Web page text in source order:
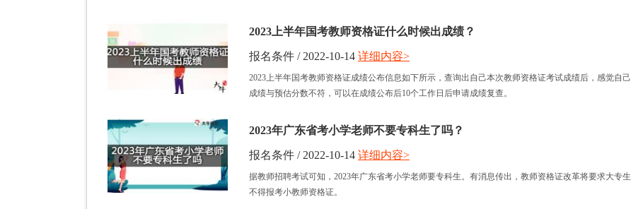
2023上半年国考教师资格证什么时候出成绩？
报名条件 / 2022-10-14
2023上半年国考教师资格证成绩公布信息如下所示，查询出自己本次教师资格证考试成绩后，感觉自己
成绩与预估分数不符，可以在成绩公布后10个工作日后申请成绩复查。
详细内容>
2023年广东省考小学老师不要专科生了吗？
报名条件 / 2022-10-14
据教师招聘考试可知，2023年广东省考小学老师要专科生。有消息传出，教师资格证改革将要求大专生
不得报考小教师资格证。
详细内容>